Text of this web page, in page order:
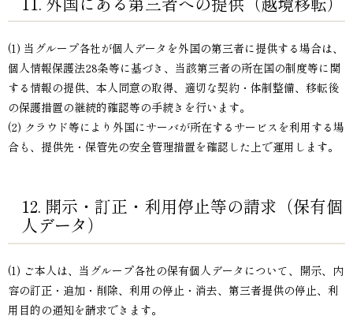
(1) 当グループ各社が個人データを外国の第三者に提供する場合は、
個人情報保護法28条等に基づき、当該第三者の所在国の制度等に関
する情報の提供、本人同意の取得、適切な契約・体制整備、移転後
の保護措置の継続的確認等の手続きを行います。
(2) クラウド等により外国にサーバが所在するサービスを利用する場
合も、提供先・保管先の安全管理措置を確認した上で運用します。
12. 開示・訂正・利用停止等の請求（保有個
人データ）
(1) ご本人は、当グループ各社の保有個人データについて、開示、内
容の訂正・追加・削除、利用の停止・消去、第三者提供の停止、利
用目的の通知を請求できます。